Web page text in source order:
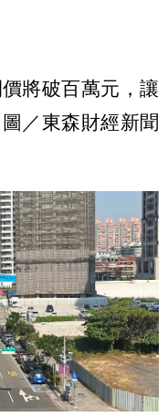
將破百萬元，讓
／東森財經新聞